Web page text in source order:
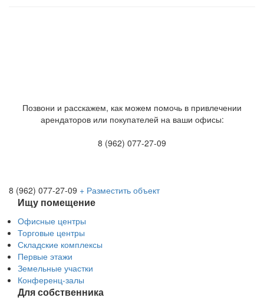
Позвони и расскажем, как можем помочь в привлечении
арендаторов или покупателей на ваши офисы:
8 (962) 077-27-09
8 (962) 077-27-09 + Разместить объект
Ищу помещение
Офисные центры
Торговые центры
Складские комплексы
Первые этажи
Земельные участки
Конференц-залы
Для собственника